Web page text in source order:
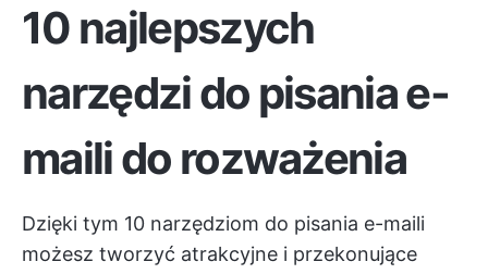
10 najlepszych
narzędzi do pisania e-
maili do rozważenia
Dzięki tym 10 narzędziom do pisania e-maili
możesz tworzyć atrakcyjne i przekonujące